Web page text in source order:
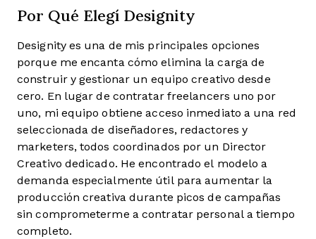
Por Qué Elegí Designity
Designity es una de mis principales opciones
porque me encanta cómo elimina la carga de
construir y gestionar un equipo creativo desde
cero. En lugar de contratar freelancers uno por
uno, mi equipo obtiene acceso inmediato a una red
seleccionada de diseñadores, redactores y
marketers, todos coordinados por un Director
Creativo dedicado. He encontrado el modelo a
demanda especialmente útil para aumentar la
producción creativa durante picos de campañas
sin comprometerme a contratar personal a tiempo
completo.